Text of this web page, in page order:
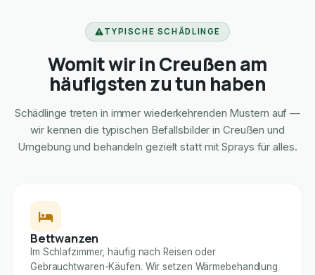
TYPISCHE SCHÄDLINGE
Womit wir in Creußen am
häufigsten zu tun haben
Schädlinge treten in immer wiederkehrenden Mustern auf —
wir kennen die typischen Befallsbilder in Creußen und
Umgebung und behandeln gezielt statt mit Sprays für alles.
Bettwanzen
Im Schlafzimmer, häufig nach Reisen oder
Gebrauchtwaren-Käufen. Wir setzen Wärmebehandlung